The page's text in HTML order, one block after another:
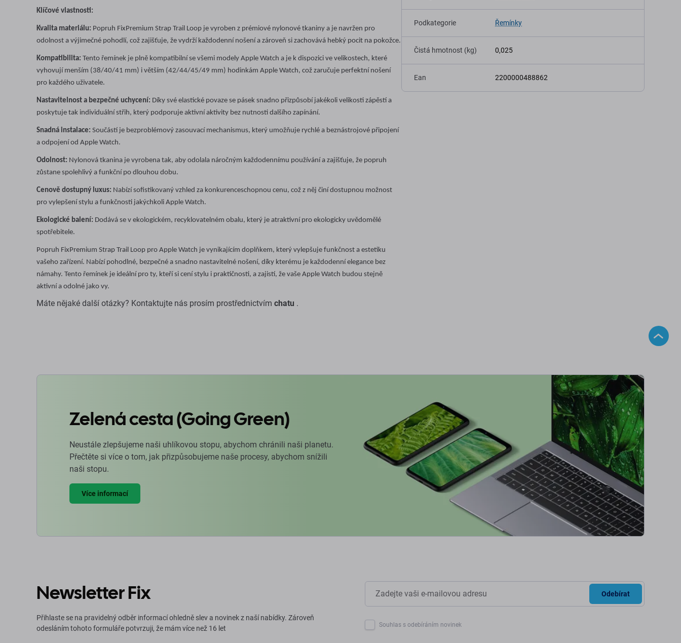
Klíčové vlastnosti:
Kvalita materiálu: Popruh FixPremium Strap Trail Loop je vyroben z prémiové nylonové tkaniny a je navržen pro
odolnost a výjimečné pohodlí, což zajišťuje, že vydrží každodenní nošení a zároveň si zachovává hebký pocit na pokožce.
Kompatibilita: Tento řemínek je plně kompatibilní se všemi modely Apple Watch a je k dispozici ve velikostech, které
vyhovují menším (38/40/41 mm) i větším (42/44/45/49 mm) hodinkám Apple Watch, což zaručuje perfektní nošení
pro každého uživatele.
Nastavitelnost a bezpečné uchycení: Díky své elastické povaze se pásek snadno přizpůsobí jakékoli velikosti zápěstí a
poskytuje tak individuální střih, který podporuje aktivní aktivity bez nutnosti dalšího zapínání.
Snadná instalace: Součástí je bezproblémový zasouvací mechanismus, který umožňuje rychlé a beznástrojové připojení
a odpojení od Apple Watch.
Odolnost: Nylonová tkanina je vyrobena tak, aby odolala náročným každodennímu používání a zajišťuje, že popruh
zůstane spolehlivý a funkční po dlouhou dobu.
Cenově dostupný luxus: Nabízí sofistikovaný vzhled za konkurenceschopnou cenu, což z něj činí dostupnou možnost
pro vylepšení stylu a funkčnosti jakýchkoli Apple Watch.
Ekologické balení: Dodává se v ekologickém, recyklovatelném obalu, který je atraktivní pro ekologicky uvědomělé
spotřebitele.
Popruh FixPremium Strap Trail Loop pro Apple Watch je vynikajícím doplňkem, který vylepšuje funkčnost a estetiku
vašeho zařízení. Nabízí pohodlné, bezpečné a snadno nastavitelné nošení, díky kterému je každodenní elegance bez
námahy. Tento řemínek je ideální pro ty, kteří si cení stylu i praktičnosti, a zajistí, že vaše Apple Watch budou stejně
aktivní a odolné jako vy.
Máte nějaké další otázky? Kontaktujte nás prosím prostřednictvím chatu .
Podkategorie Řemínky
Čistá hmotnost (kg) 0,025
Ean 2200000488862
Zelená cesta (Going Green)
Neustále zlepšujeme naši uhlíkovou stopu, abychom chránili naši planetu.
Přečtěte si více o tom, jak přizpůsobujeme naše procesy, abychom snížili
naši stopu.
Více informací
Newsletter Fix
Přihlaste se na pravidelný odběr informací ohledně slev a novinek z naší nabídky. Zároveň
odesláním tohoto formuláře potvrzuji, že mám více než 16 let
Odebírat
Souhlas s odebíráním novinek